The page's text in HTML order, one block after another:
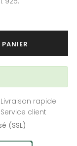
Livraison rapide
client
(SSL)